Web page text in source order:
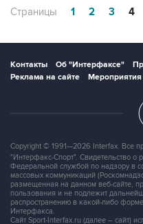
Страницы 1 2 3 4
Контакты Об "Интерфаксе"
Реклама на сайте
Мероприятия
Copyright © 1991—2026 Interfax. Все
"Интерфакс-Спорт". Свидетельство
Федеральной службой по надзору в
массовых коммуникаций
размещенная на данном веб-сайте,
пользования и не подлежит
распространению в какой-либо
Интерфакса.
Сайт Sport-Interfax.ru (далее – сайт)